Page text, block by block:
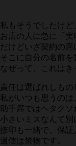
私もそうでしたけど
お店の人に急に「
だけどいざ契約の席
そこに自分の名前
なぜって、これはき
責任は選ばれしもの
私がいつも思うのは
助手席ではヘタク
小さいミスなんて
捺印も一緒で、保証
過信は禁物です。